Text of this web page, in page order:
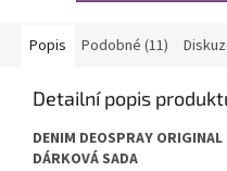
Popis Podobné (11)
Detailní popis
DENIM DEOSPRAY
DÁRKOVÁ SADA